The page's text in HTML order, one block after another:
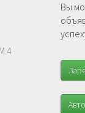
4
Вы